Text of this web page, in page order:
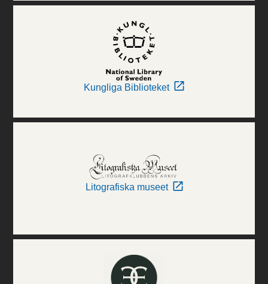
Kungliga Biblioteket
Litografiska museet